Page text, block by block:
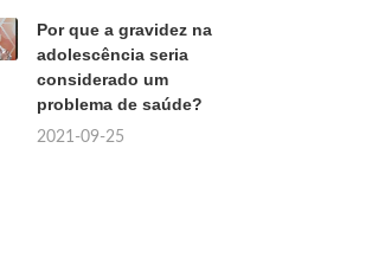
Por que a gravidez na
adolescência seria
considerado um
problema de saúde?
2021-09-25